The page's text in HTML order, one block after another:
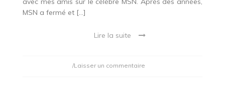
MSN a fermé et […]
Lire la suite
/Laisser un commentaire